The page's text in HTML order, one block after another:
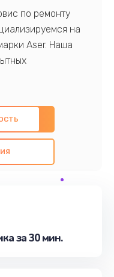
по ремонту
на
Aser. Наша
знаниями и
ремонт с
компонентов, а
всех
- предоставить
записаться на
за 30 мин.